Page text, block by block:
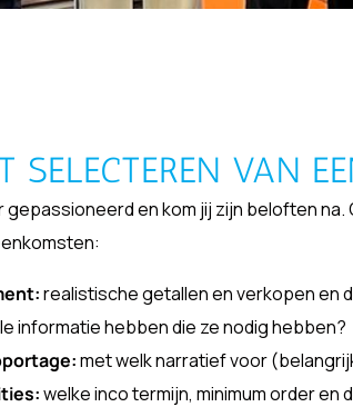
SELECTEREN VAN
en kom jij zijn beloften
realistische getallen en verkopen en
informatie hebben die ze nodig hebben?
met welk narratief voor
welke inco termijn, minimum order